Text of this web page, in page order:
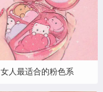
女人最适合的粉色系